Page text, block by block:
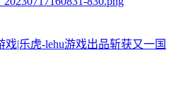
戏|乐虎-lehu游戏出品斩获又一国